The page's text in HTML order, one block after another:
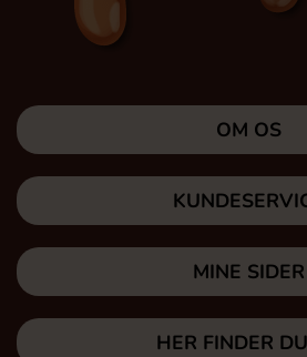
OM OS
MINE SIDER
HER FINDER